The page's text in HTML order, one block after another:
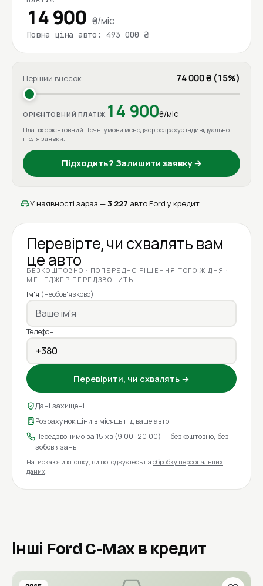
14 900 ₴/міс
Повна ціна авто: 493 000 ₴
Перший внесок 74 000 ₴ (15%)
ОРІЄНТОВНИЙ ПЛАТІЖ 14 900₴/міс
Платіж орієнтовний. Точні умови менеджер розрахує індивідуально
після заявки.
Підходить? Залишити заявку →
У наявності зараз — 3 227 авто Ford у кредит
Перевірте, чи схвалять вам
це авто
БЕЗКОШТОВНО · ПОПЕРЕДНЄ РІШЕННЯ ТОГО Ж ДНЯ ·
МЕНЕДЖЕР ПЕРЕДЗВОНИТЬ
Ім'я (необов'язково)
Телефон
Перевірити, чи схвалять →
Дані захищені
Розрахунок ціни в місяць під ваше авто
Передзвонимо за 15 хв (9:00–20:00) — безкоштовно, без
зобов'язань
Натискаючи кнопку, ви погоджуєтесь на обробку персональних
даних.
Інші Ford C-Max в кредит